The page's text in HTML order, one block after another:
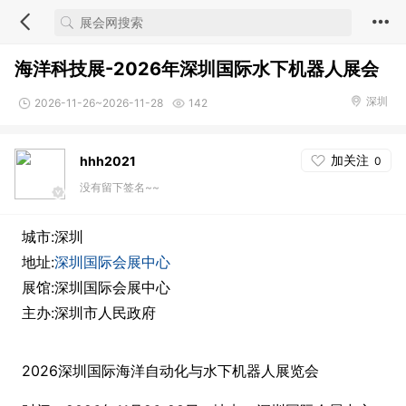
海洋科技展-2026年深圳国际水下机器人展会
2026-11-26~2026-11-28 142 深圳
hhh2021 加关注 0
没有留下签名~~
城市:深圳
地址:深圳国际会展中心
展馆:深圳国际会展中心
主办:深圳市人民政府
2026深圳国际海洋自动化与水下机器人展览会